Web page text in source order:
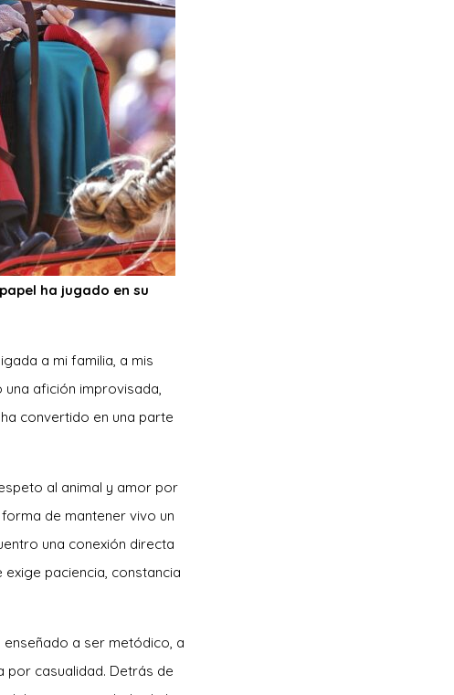
ha jugado en su
a mi familia, a mis
una afición improvisada,
convertido en una parte
al animal y amor por
de mantener vivo un
una conexión directa
paciencia, constancia
a ser metódico, a
por casualidad. Detrás de